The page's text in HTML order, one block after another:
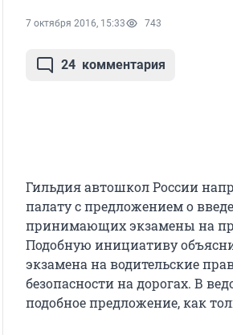
7 октября 2016, 15:33 743
24 комментария
Гильдия автошкол России
палату с предложением о
принимающих экзамены на
Подобную инициативу
экзамена на водительские
безопасности на дорогах. В
подобное предложение, как